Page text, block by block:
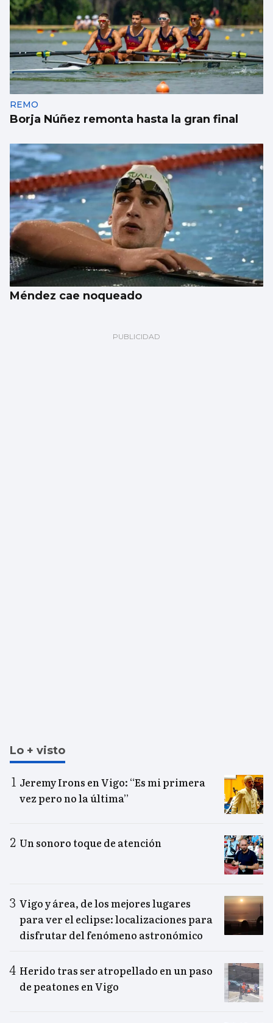
REMO
Borja Núñez remonta hasta la gran final
Méndez cae noqueado
Lo + visto
Jeremy Irons en Vigo: “Es mi primera
vez pero no la última”
Un sonoro toque de atención
Vigo y área, de los mejores lugares
para ver el eclipse: localizaciones para
disfrutar del fenómeno astronómico
Herido tras ser atropellado en un paso
de peatones en Vigo